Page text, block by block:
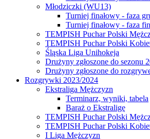
Młodziczki (WU13)
Turniej finałowy - faza
Turniej finałowy - faza
TEMPISH Puchar Polski
TEMPISH Puchar Polski
Śląska Liga Unihokeja
Drużyny zgłoszone do sezonu
Drużyny zgłoszone do
Rozgrywki 2023/2024
Ekstraliga Mężczyzn
Terminarz, wyniki, tabela
Baraż o Ekstraligę
TEMPISH Puchar Polski
TEMPISH Puchar Polski
I Liga Mężczyzn